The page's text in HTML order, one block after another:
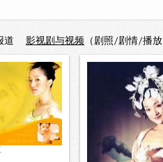
道 影视剧与视频 （剧照/剧情/播放